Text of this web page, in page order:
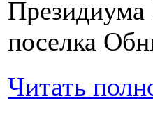
поселка
Читать